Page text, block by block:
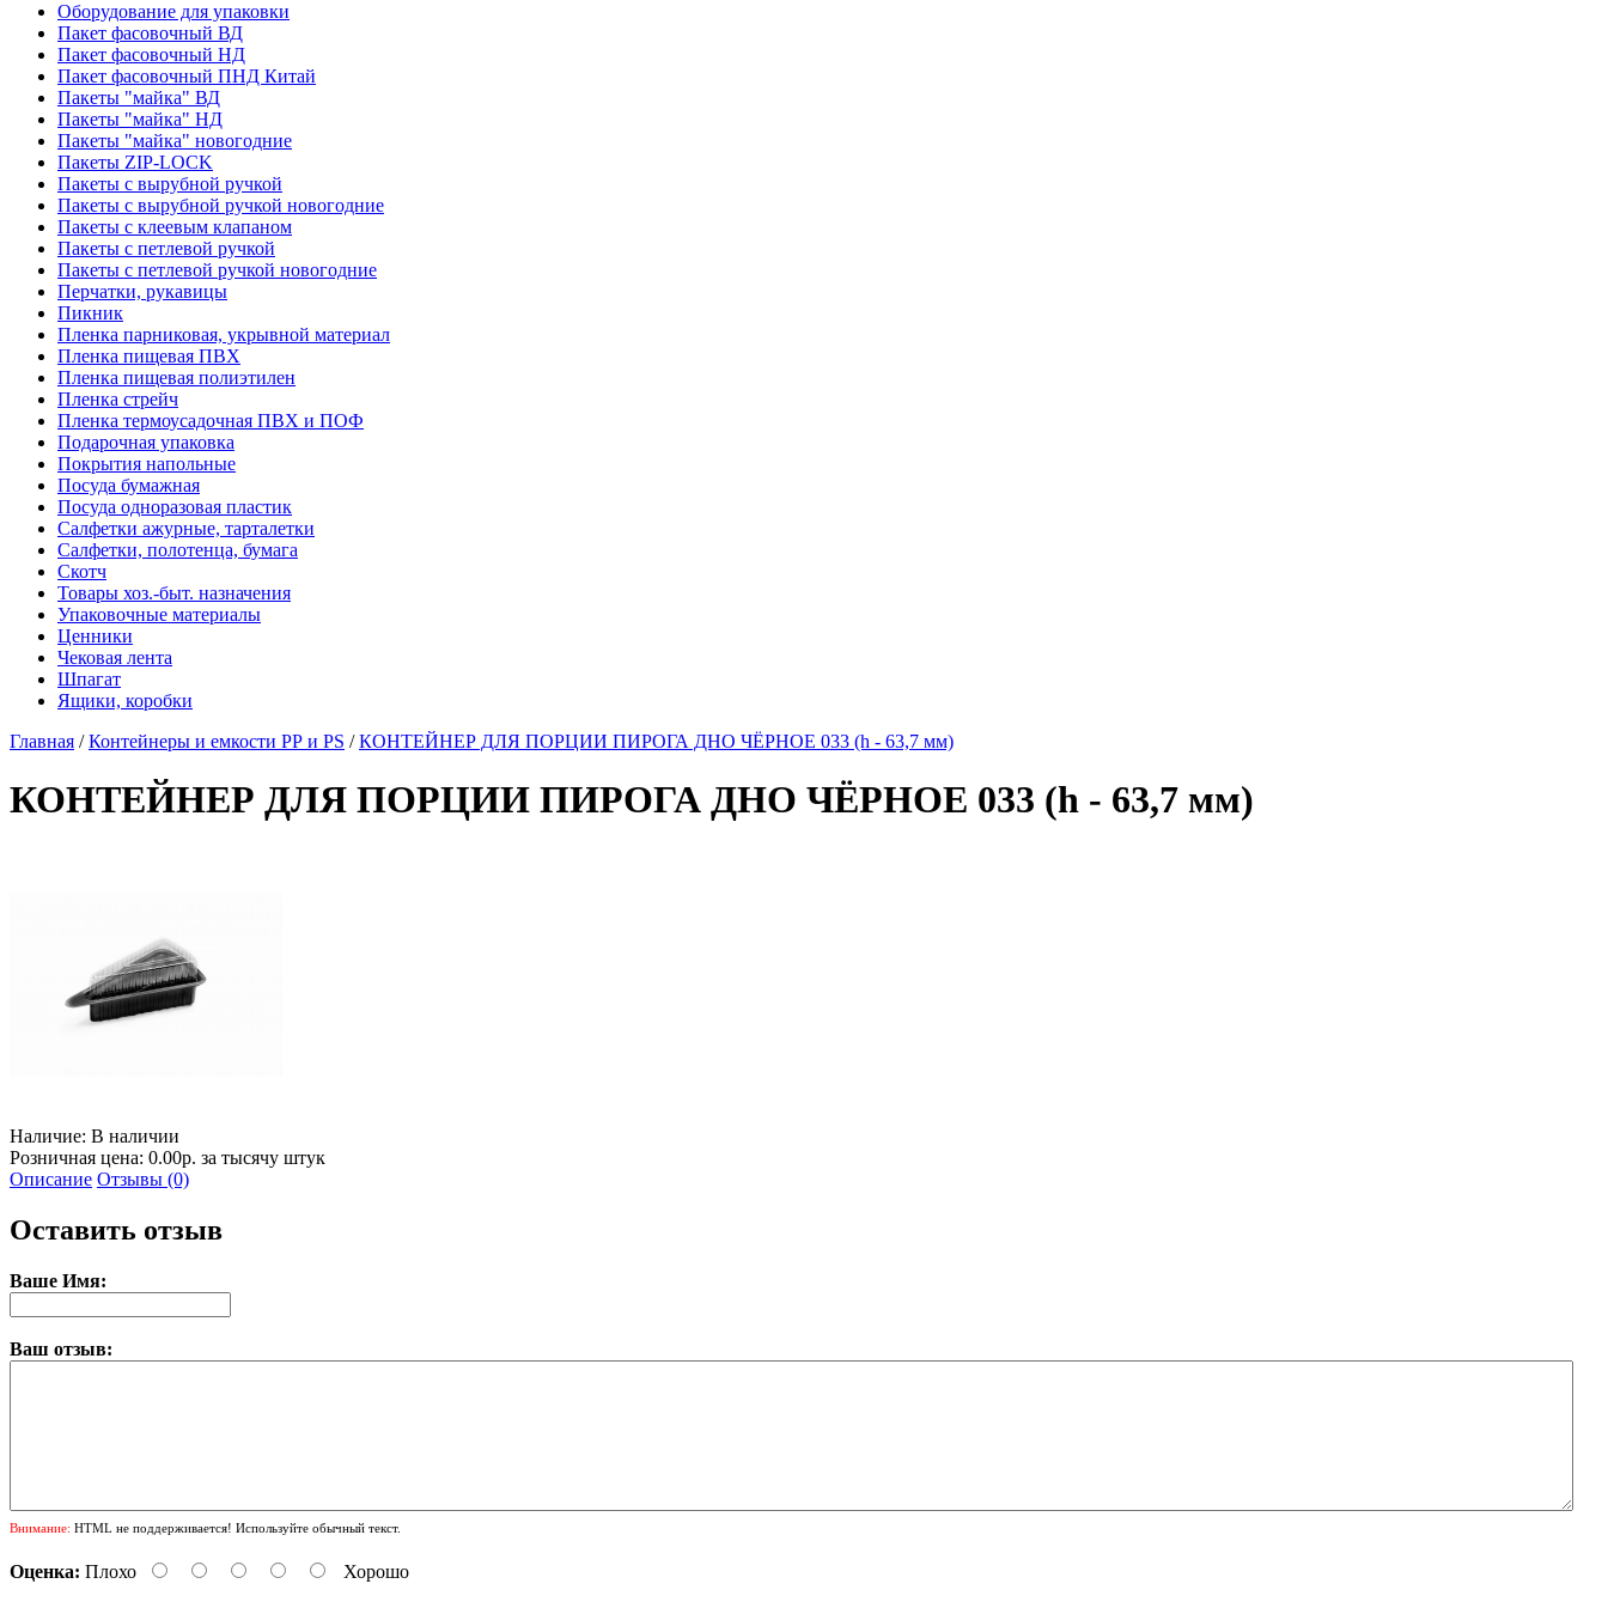
Оборудование для упаковки
Пакет фасовочный ВД
Пакет фасовочный НД
Пакет фасовочный ПНД Китай
Пакеты "майка" ВД
Пакеты "майка" НД
Пакеты "майка" новогодние
Пакеты ZIP-LOCK
Пакеты с вырубной ручкой
Пакеты с вырубной ручкой новогодние
Пакеты с клеевым клапаном
Пакеты с петлевой ручкой
Пакеты с петлевой ручкой новогодние
Перчатки, рукавицы
Пикник
Пленка парниковая, укрывной материал
Пленка пищевая ПВХ
Пленка пищевая полиэтилен
Пленка стрейч
Пленка термоусадочная ПВХ и ПОФ
Подарочная упаковка
Покрытия напольные
Посуда бумажная
Посуда одноразовая пластик
Салфетки ажурные, тарталетки
Салфетки, полотенца, бумага
Скотч
Товары хоз.-быт. назначения
Упаковочные материалы
Ценники
Чековая лента
Шпагат
Ящики, коробки
Главная /Контейнеры и емкости РР и PS /КОНТЕЙНЕР ДЛЯ ПОРЦИИ ПИРОГА ДНО ЧЁРНОЕ 033 (h - 63,7 мм)
КОНТЕЙНЕР ДЛЯ ПОРЦИИ ПИРОГА ДНО ЧЁРНОЕ 033 (h - 63,7 мм)
Наличие: В наличии
Розничная цена: 0.00р. за тысячу штук
Описание Отзывы (0)
Оставить отзыв
Ваше Имя:
Ваш отзыв:
Внимание: HTML не поддерживается! Используйте обычный текст.
Оценка: Плохо Хорошо